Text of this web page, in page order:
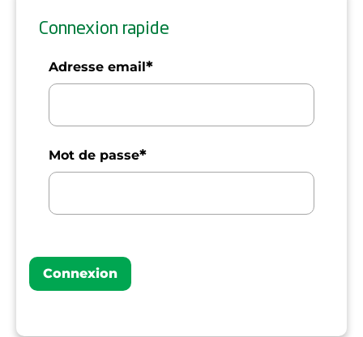
Connexion rapide
Adresse email*
Mot de passe*